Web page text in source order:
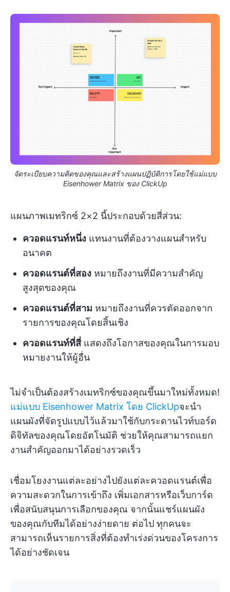
จัดระเบียบความคิดของคุณและสร้างแผนปฏิบัติการโดยใช้แม่แบบ
Eisenhower Matrix ของ ClickUp
แผนภาพเมทริกซ์ 2×2 นี้ประกอบด้วยสี่ส่วน:
ควอดแรนท์หนึ่ง แทนงานที่ต้องวางแผนสำหรับ
อนาคต
ควอดแรนต์ที่สอง หมายถึงงานที่มีความสำคัญ
สูงสุดของคุณ
ควอดแรนต์ที่สาม หมายถึงงานที่ควรตัดออกจาก
รายการของคุณโดยสิ้นเชิง
ควอดแรนท์ที่สี่แสดงถึงโอกาสของคุณในการมอบ
หมายงานให้ผู้อื่น
ไม่จำเป็นต้องสร้างเมทริกซ์ของคุณขึ้นมาใหม่ทั้งหมด!
แม่แบบ Eisenhower Matrix โดย ClickUpจะนำ
แผนผังที่จัดรูปแบบไว้แล้วมาใช้กับกระดานไวท์บอร์ด
ดิจิทัลของคุณโดยอัตโนมัติ ช่วยให้คุณสามารถแยก
งานสำคัญออกมาได้อย่างรวดเร็ว
เชื่อมโยงงานแต่ละอย่างไปยังแต่ละควอดแรนต์เพื่อ
ความสะดวกในการเข้าถึง เพิ่มเอกสารหรือเว็บการ์ด
เพื่อสนับสนุนการเลือกของคุณ จากนั้นแชร์แผนผัง
ของคุณกับทีมได้อย่างง่ายดาย ต่อไป ทุกคนจะ
สามารถเห็นรายการสิ่งที่ต้องทำเร่งด่วนของโครงการ
ได้อย่างชัดเจน